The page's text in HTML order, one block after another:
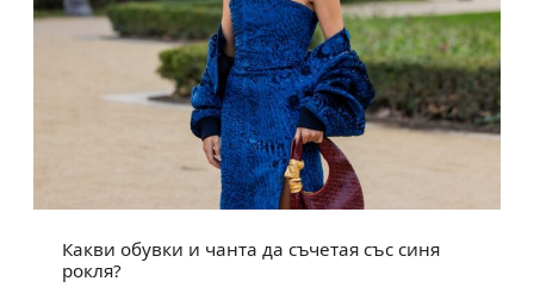
Какви обувки и чанта да съчетая със синя
рокля?